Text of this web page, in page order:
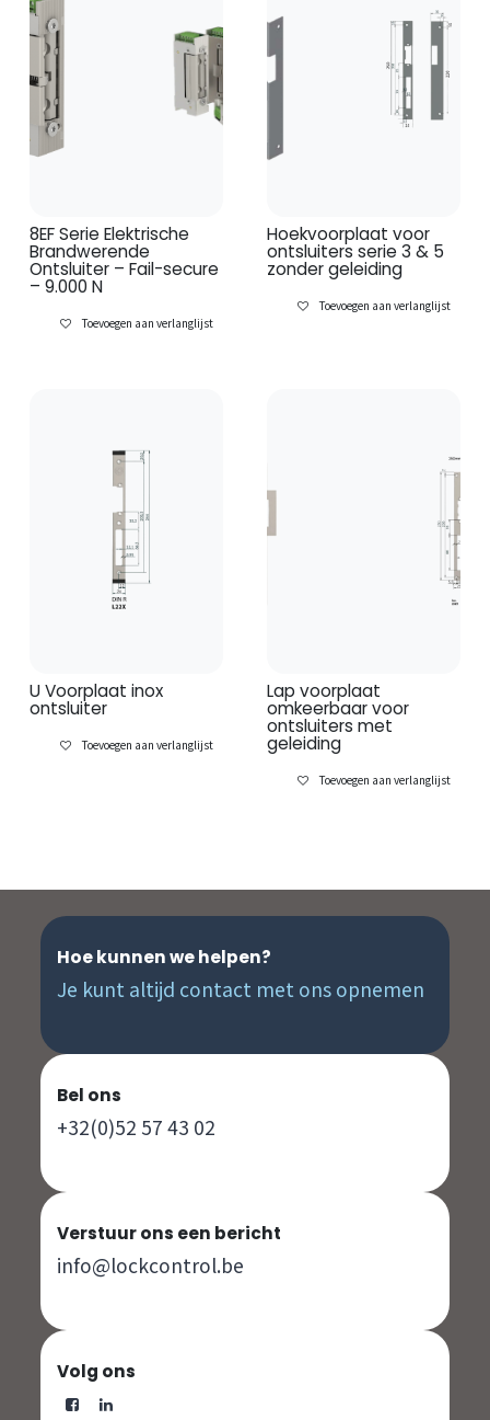
8EF Serie Elektrische
Brandwerende
Ontsluiter – Fail-secure
– 9.000 N
Toevoegen aan verlanglijst
Hoekvoorplaat voor
ontsluiters serie 3 & 5
zonder geleiding
Toevoegen aan verlanglijst
U Voorplaat inox
ontsluiter
Toevoegen aan verlanglijst
Lap voorplaat
omkeerbaar voor
ontsluiters met
geleiding
Toevoegen aan verlanglijst
Hoe kunnen we helpen?
Je kunt altijd contact met ons opnemen
Bel ons
+32(0)52 57 43 02
Verstuur ons een bericht
info@lockcontrol.be
Volg ons